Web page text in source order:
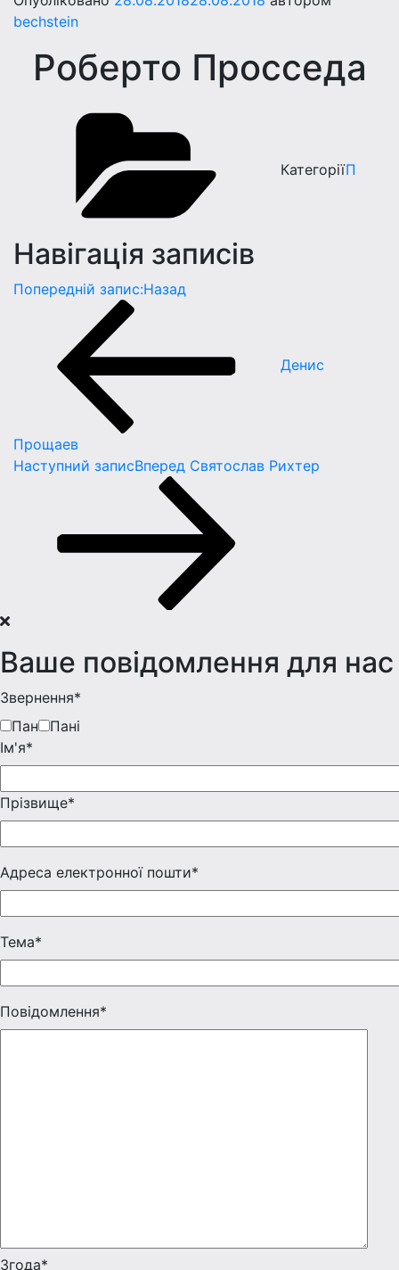
bechstein
Роберто Просседа
КатегоріїП
Навігація записів
Попередній запис:Назад
Денис
Прощаев
Наступний записВперед Святослав Рихтер
Ваше повідомлення для нас
Звернення*
Пан
Пані
Iм'я*
Прізвище*
Адреса електронної пошти*
Тема*
Повідомлення*
Згода*